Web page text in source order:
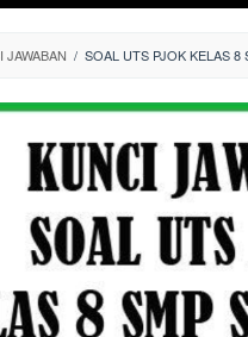
JAWABAN / SOAL UTS PJOK KELAS 8